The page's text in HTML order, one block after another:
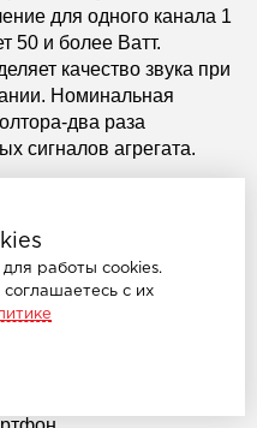
для одного канала 1
50 и более Ватт.
качество звука при
Номинальная
два раза
сигналов агрегата.
вариантом будет 1
частью. Кража таких
по понятным
которые можно
магазине, имеют
дисплеи.
режимы работы,
через
работы cookies.
с их